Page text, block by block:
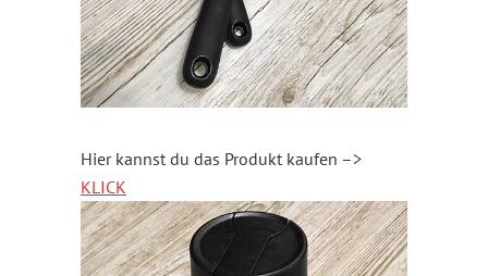
Hier kannst du das Produkt kaufen –>
KLICK